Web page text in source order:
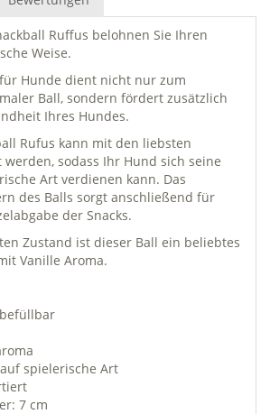
Ruffus belohnen Sie Ihren
Weise.
Hunde dient nicht nur zum
Ball, sondern fördert zusätzlich
Ihres Hundes.
Rufus kann mit den liebsten
werden, sodass Ihr Hund sich seine
Art verdienen kann. Das
des Balls sorgt anschließend für
der Snacks.
Zustand ist dieser Ball ein beliebtes
Vanille Aroma.
spielerische Art
7 cm